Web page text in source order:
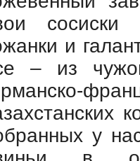
сосиски
и
– из
у